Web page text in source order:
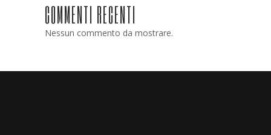
COMMENTI RECENTI
Nessun commento da mostrare.